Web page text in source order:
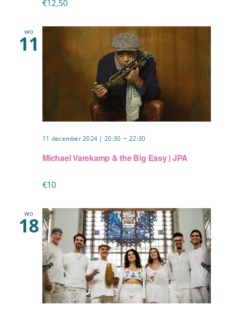
€12,50
wo
11
Michael Varekamp & the Big Easy | JPA
11 december 2024 | 20:30 -22:30
€10
wo
18